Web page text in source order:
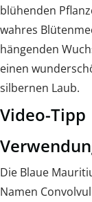
blühenden
wahres
hängenden
einen
silbernen Laub.
Video-Tipp
Die Blaue
Namen